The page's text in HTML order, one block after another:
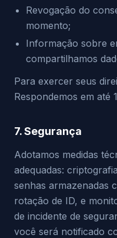
Revogação do
momento;
Informação sobre
compartilhamos
Para exercer seus
Respondemos em até
7. Segurança
Adotamos medidas
adequadas:
senhas armazenadas
rotação de ID, e
de incidente de
você será notificado